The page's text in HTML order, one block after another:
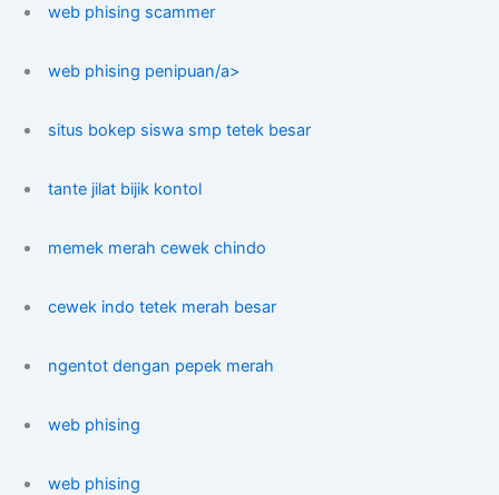
web phising scammer
web phising penipuan/a>
situs bokep siswa smp tetek besar
tante jilat bijik kontol
memek merah cewek chindo
cewek indo tetek merah besar
ngentot dengan pepek merah
web phising
web phising